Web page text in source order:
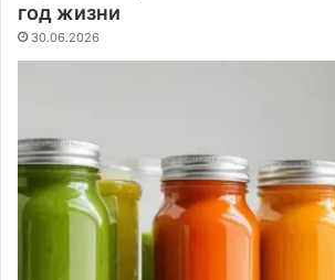
год жизни
30.06.2026